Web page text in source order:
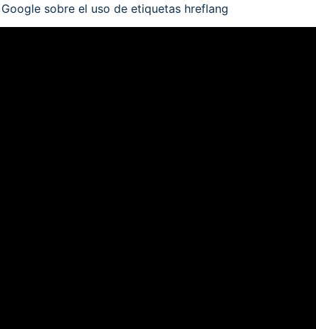
sobre el uso de etiquetas hreflang